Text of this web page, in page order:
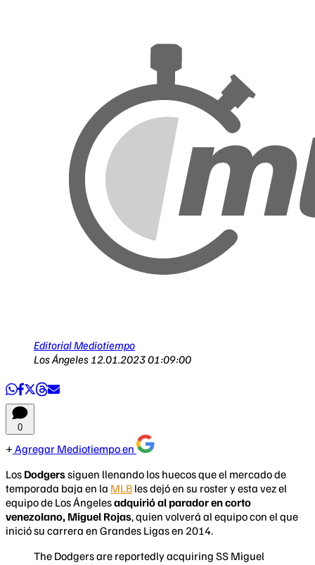
Editorial Mediotiempo
Los Ángeles 12.01.2023 01:09:00
0
Agregar Mediotiempo en
Los Dodgerssiguen llenando los huecos que el mercado de
temporada baja en la MLB les dejó en su roster y esta vez el
equipo de Los Ángelesadquirió al parador en corto
venezolano, Miguel Rojas, quien volverá al equipo con el que
inició su carrera en Grandes Ligas en 2014.
The Dodgers are reportedly acquiring SS Miguel